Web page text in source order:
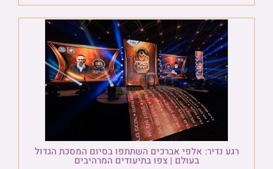
רגע נדיר: אלפי אברכים השתתפו בסיום המסכת הגדול
בעולם | צפו בתיעודים המרהיבים